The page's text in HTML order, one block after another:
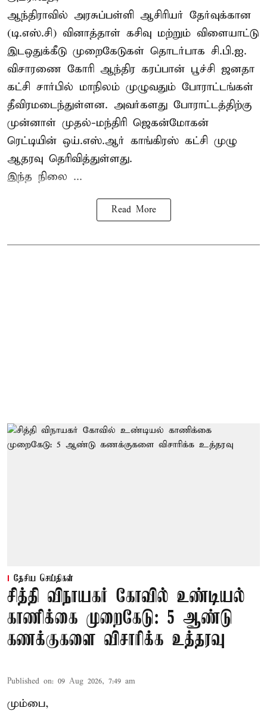
ஆந்திராவில் அரசுப்பள்ளி ஆசிரியர் தேர்வுக்கான
(டி.எஸ்.சி) வினாத்தாள் கசிவு மற்றும் விளையாட்டு
இடஒதுக்கீடு முறைகேடுகள் தொடர்பாக சி.பி.ஐ.
விசாரணை கோரி ஆந்திர கரப்பான் பூச்சி ஜனதா
கட்சி சார்பில் மாநிலம் முழுவதும் போராட்டங்கள்
தீவிரமடைந்துள்ளன. அவர்களது போராட்டத்திற்கு
முன்னாள் முதல்-மந்திரி ஜெகன்மோகன்
ரெட்டியின் ஒய்.எஸ்.ஆர் காங்கிரஸ் கட்சி முழு
ஆதரவு தெரிவித்துள்ளது.
இந்த நிலை ...
Read More
தேசிய செய்திகள்
சித்தி விநாயகர் கோவில் உண்டியல்
காணிக்கை முறைகேடு: 5 ஆண்டு
கணக்குகளை விசாரிக்க உத்தரவு
Published on: 09 Aug 2026, 7:49 am
மும்பை,